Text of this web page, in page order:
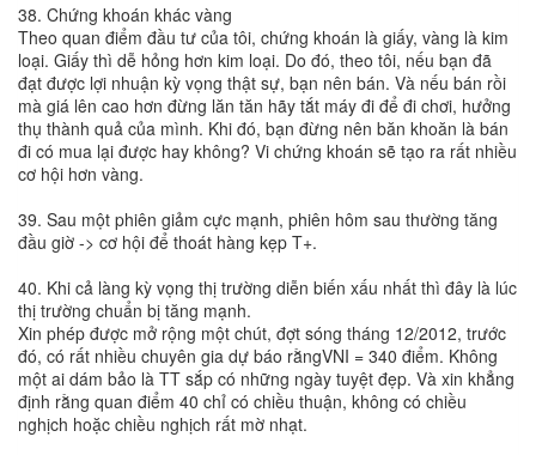
38. Chứng khoán khác vàng
Theo quan điểm đầu tư của tôi, chứng khoán là giấy, vàng là kim
loại. Giấy thì dễ hỏng hơn kim loại. Do đó, theo tôi, nếu bạn đã
đạt được lợi nhuận kỳ vọng thật sự, bạn nên bán. Và nếu bán rồi
mà giá lên cao hơn đừng lăn tăn hãy tắt máy đi để đi chơi, hưởng
thụ thành quả của mình. Khi đó, bạn đừng nên băn khoăn là bán
đi có mua lại được hay không? Vi chứng khoán sẽ tạo ra rất nhiều
cơ hội hơn vàng.
39. Sau một phiên giảm cực mạnh, phiên hôm sau thường tăng
đầu giờ -> cơ hội để thoát hàng kẹp T+.
40. Khi cả làng kỳ vọng thị trường diễn biến xấu nhất thì đây là lúc
thị trường chuẩn bị tăng mạnh.
Xin phép được mở rộng một chút, đợt sóng tháng 12/2012, trước
đó, có rất nhiều chuyên gia dự báo rằngVNI = 340 điểm. Không
một ai dám bảo là TT sắp có những ngày tuyệt đẹp. Và xin khẳng
định rằng quan điểm 40 chỉ có chiều thuận, không có chiều
nghịch hoặc chiều nghịch rất mờ nhạt.